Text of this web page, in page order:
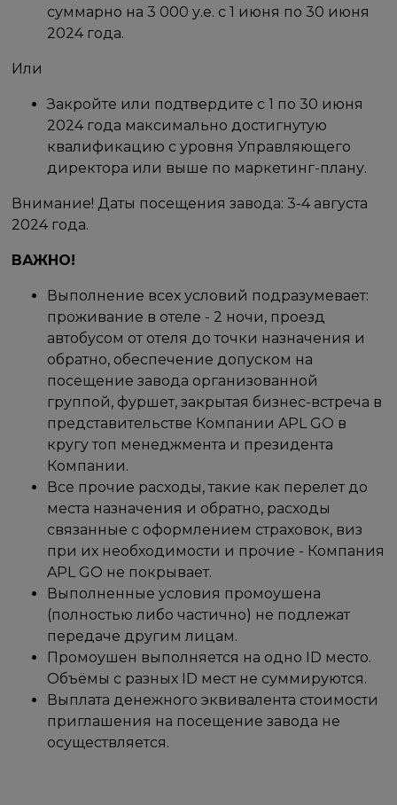
суммарно на 3 000 у.е. с 1 июня по 30 июня
2024 года.
Или
Закройте или подтвердите с 1 по 30 июня
2024 года максимально достигнутую
квалификацию с уровня Управляющего
директора или выше по маркетинг-плану.
Внимание! Даты посещения завода: 3-4 августа
2024 года.
ВАЖНО!
Выполнение всех условий подразумевает:
проживание в отеле - 2 ночи, проезд
автобусом от отеля до точки назначения и
обратно, обеспечение допуском на
посещение завода организованной
группой, фуршет, закрытая бизнес-встреча в
представительстве Компании APL GO в
кругу топ менеджмента и президента
Компании.
Все прочие расходы, такие как перелет до
места назначения и обратно, расходы
связанные с оформлением страховок, виз
при их необходимости и прочие - Компания
APL GO не покрывает.
Выполненные условия промоушена
(полностью либо частично) не подлежат
передаче другим лицам.
Промоушен выполняется на одно ID место.
Объёмы с разных ID мест не суммируются.
Выплата денежного эквивалента стоимости
приглашения на посещение завода не
осуществляется.